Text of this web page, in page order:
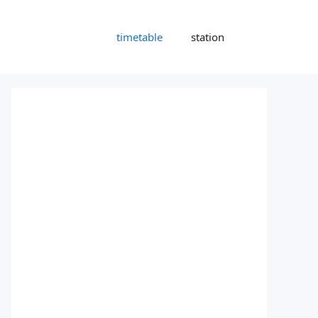
timetable station